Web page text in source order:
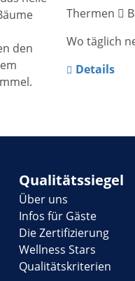
Thermen
Wo täglich
Details
Qualitätssiegel
Über uns
Infos für Gäste
Die Zertifizierung
Wellness Stars
Qualitätskriterien